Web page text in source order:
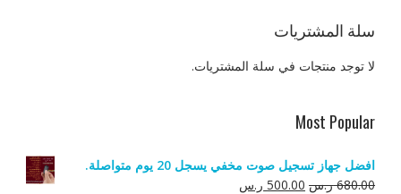
سلة المشتريات
لا توجد منتجات في سلة المشتريات.
Most Popular
افضل جهاز تسجيل صوت مخفي يسجل 20 يوم متواصلة.
680.00 ر.س السعر
500.00 ر.سالسعر